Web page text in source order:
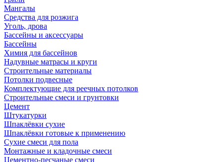
Мангалы
Средства для розжига
Уголь, дрова
Бассейны и аксессуары
Бассейны
Химия для бассейнов
Надувные матрасы и круги
Строительные материалы
Потолки подвесные
Комплектующие для реечных потолков
Строительные смеси и грунтовки
Цемент
Штукатурки
Шпаклёвки сухие
Шпаклёвки готовые к применению
Сухие смеси для пола
Монтажные и кладочные смеси
Цементно-песчаные смеси